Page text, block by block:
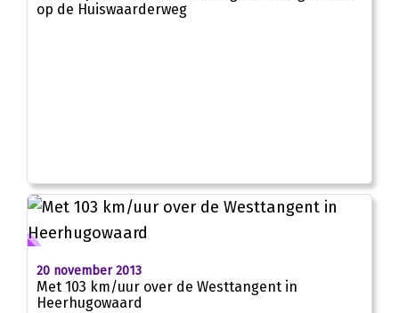
op de Huiswaarderweg
20 november 2013
Met 103 km/uur over de Westtangent in
Heerhugowaard